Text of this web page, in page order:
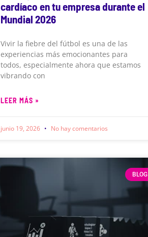
cardíaco en tu empresa durante el
Mundial 2026
Vivir la fiebre del fútbol es una de las
experiencias más emocionantes para
todos, especialmente ahora que estamos
vibrando con
LEER MÁS »
junio 19, 2026 No hay comentarios
BLOG